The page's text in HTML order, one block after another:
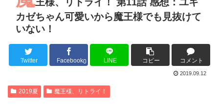
同盟、帝国、フェザーン。生まれるなら何処がいいか問題！
Powered by livedoor 相互RSS
カゼちゃん可愛いから魔王様でも見抜けて
いない！
Twitter Facebook0 LINE コピー コメント
2019.09.12
2019夏 魔王様、リトライ！